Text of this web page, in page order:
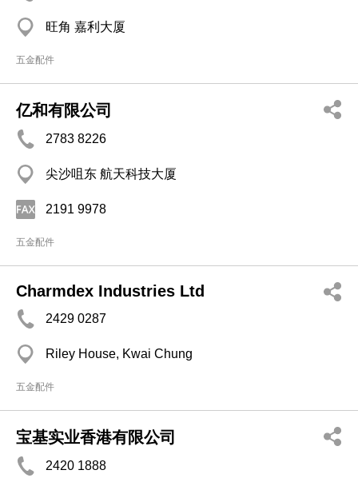
旺角 嘉利大厦
五金配件
亿和有限公司
2783 8226
尖沙咀东 航天科技大厦
2191 9978
五金配件
Charmdex Industries Ltd
2429 0287
Riley House, Kwai Chung
五金配件
宝基实业香港有限公司
2420 1888